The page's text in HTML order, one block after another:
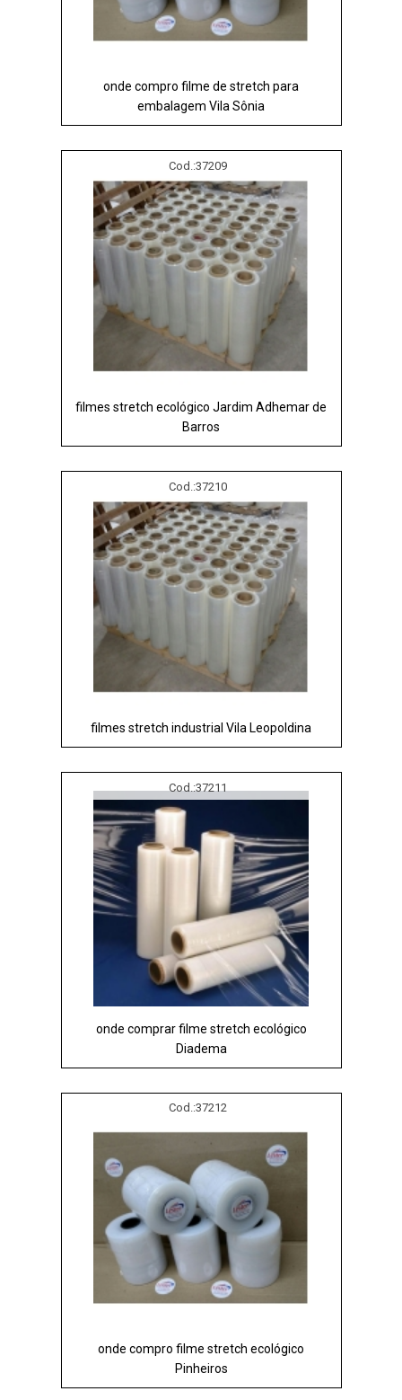
onde compro filme de stretch para
embalagem Vila Sônia
Cod.:37209
filmes stretch ecológico Jardim Adhemar de
Barros
Cod.:37210
filmes stretch industrial Vila Leopoldina
Cod.:37211
onde comprar filme stretch ecológico
Diadema
Cod.:37212
onde compro filme stretch ecológico
Pinheiros